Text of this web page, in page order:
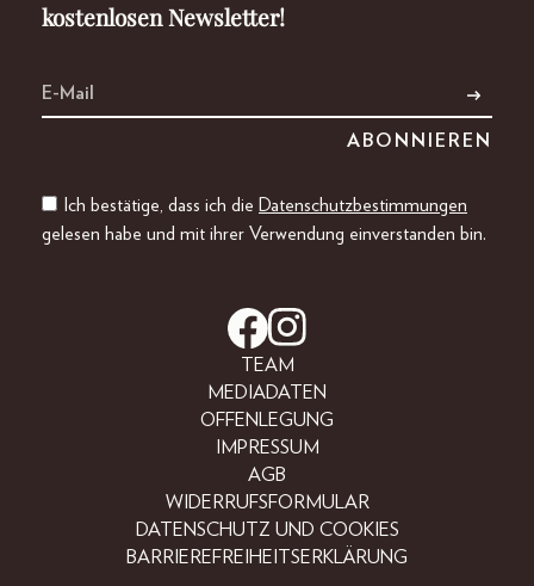
kostenlosen Newsletter!
Ich bestätige, dass ich die Datenschutzbestimmungen
gelesen habe und mit ihrer Verwendung einverstanden bin.
TEAM
MEDIADATEN
OFFENLEGUNG
IMPRESSUM
AGB
WIDERRUFSFORMULAR
DATENSCHUTZ UND COOKIES
BARRIEREFREIHEITSERKLÄRUNG